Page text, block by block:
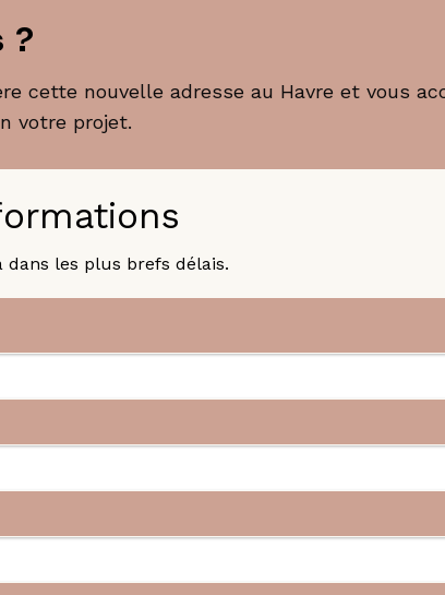
?
cette nouvelle adresse au Havre et vous
votre projet.
les plus brefs délais.